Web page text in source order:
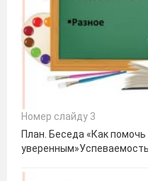
Номер слайду 3
План. Беседа «Как помочь